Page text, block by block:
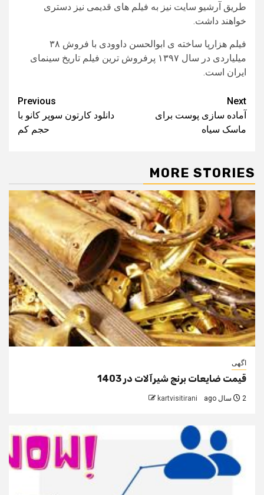
طریق آرشیو سایت نیز به فیلم های قدیمی نیز دستری
خواهند داشت.
فیلم هزارپا ساخته ی ابوالحسن داوودی با فروش ۳۸
میلیاردی در سال ۱۳۹۷ پرفروش ترین فیلم تاریخ سینمای
ایران است.
Post
navigation
Previous
دانلود کارتون سوپر کانو با
حجم کم
Next
آماده سازی پوست برای
ماسک سیاه
MORE STORIES
اگهی
قیمت ضایعات برنج شیرآلات در 1403
2 سال ago kartvisitirani